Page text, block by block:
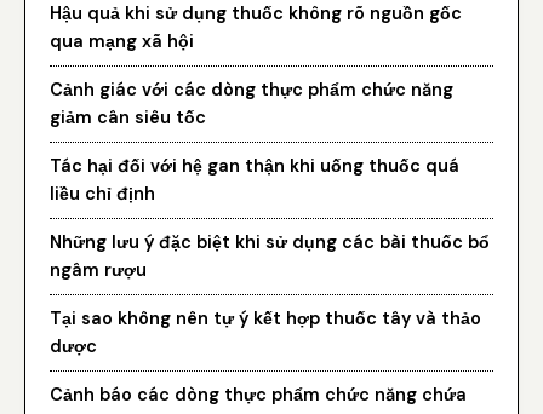
Hậu quả khi sử dụng thuốc không rõ nguồn gốc
qua mạng xã hội
Cảnh giác với các dòng thực phẩm chức năng
giảm cân siêu tốc
Tác hại đối với hệ gan thận khi uống thuốc quá
liều chỉ định
Những lưu ý đặc biệt khi sử dụng các bài thuốc bổ
ngâm rượu
Tại sao không nên tự ý kết hợp thuốc tây và thảo
dược
Cảnh báo các dòng thực phẩm chức năng chứa